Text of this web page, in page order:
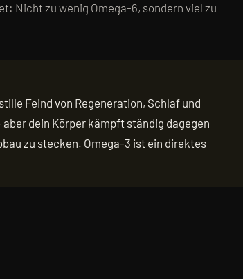
Nicht zu wenig Omega-6, sondern viel zu
Feind von Regeneration, Schlaf und
dein Körper kämpft ständig dagegen
zu stecken. Omega-3 ist ein direktes